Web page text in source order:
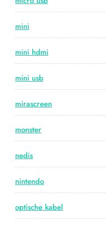
mini
mini hdmi
mini usb
mirascreen
monster
nedis
nintendo
optische kabel